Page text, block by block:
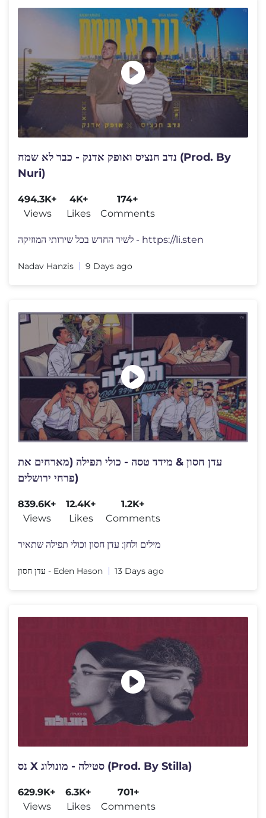
נדב חנציס ואופק אדנק - כבר לא שמח (Prod. By
Nuri)
494.3K+
Views
4K+
Likes
174+
Comments
לשיר החדש בכל שירותי המוזיקה - https://li.sten
Nadav Hanzis 9 Days ago
עדן חסון & מידד טסה - כולי תפילה (מארחים את
פרחי ירושלים)
839.6K+
Views
12.4K+
Likes
1.2K+
Comments
מילים ולחן: עדן חסון וכולי תפילה שתאיר
עדן חסון - Eden Hason 13 Days ago
נס X סטילה - מונולוג (Prod. By Stilla)
629.9K+
Views
6.3K+
Likes
701+
Comments